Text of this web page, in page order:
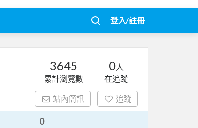
登入/註冊
3645
累計瀏覽數
0人
在追蹤
站內簡訊 追蹤
0